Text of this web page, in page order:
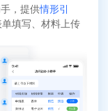
，提供情形引
填写、材料上传